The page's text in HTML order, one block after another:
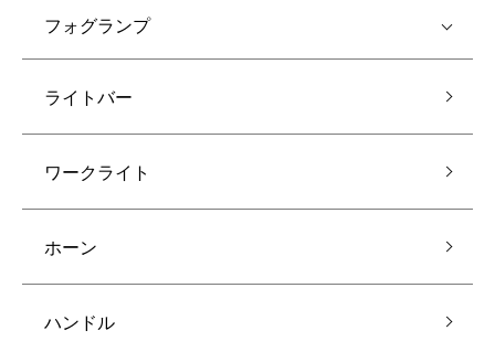
フォグランプ
ライトバー
ワークライト
ホーン
ハンドル